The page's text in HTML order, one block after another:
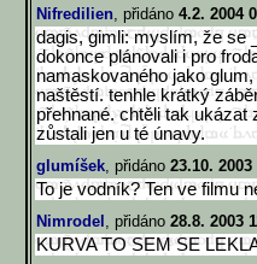
Nifredilien, přidáno 4.2. 2004
dagis, gimli: myslím, že se
dokonce plánovali i pro
namaskovaného jako
naštěstí. tenhle krátký
přehnané. chtěli tak ukázat
zůstali jen u té únavy.
glumíšek, přidáno 23.10. 2003
To je vodník? Ten ve filmu
Nimrodel , přidáno 28.8. 2003
KURVA TO SEM SE